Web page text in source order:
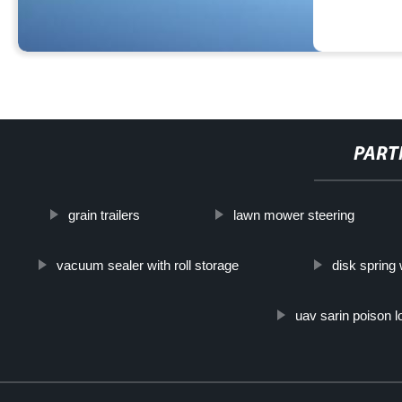
grain trailers lawn mower steering
vacuum sealer with roll storage disk spring
uav sarin poison